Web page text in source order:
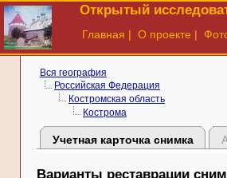
Открытый
Главная | О проекте |
Вся география
Российская Федерация
Костромская область
Кострома
Учетная карточка снимка
Варианты реставрации